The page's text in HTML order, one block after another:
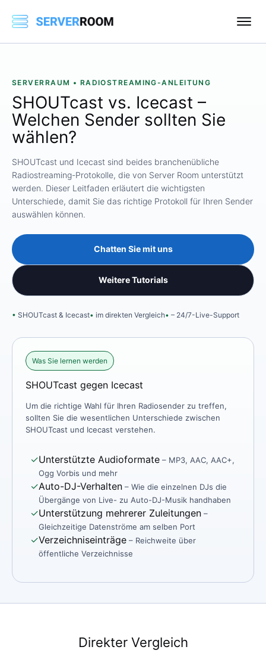
SERVERRAUM • RADIOSTREAMING-ANLEITUNG
SHOUTcast vs. Icecast –
Welchen Sender sollten Sie
wählen?
SHOUTcast und Icecast sind beides branchenübliche
Radiostreaming-Protokolle, die von Server Room unterstützt
werden. Dieser Leitfaden erläutert die wichtigsten
Unterschiede, damit Sie das richtige Protokoll für Ihren Sender
auswählen können.
Chatten Sie mit uns
Weitere Tutorials
SHOUTcast & Icecast im direkten Vergleich – 24/7-Live-Support
Was Sie lernen werden
SHOUTcast gegen Icecast
Um die richtige Wahl für Ihren Radiosender zu treffen,
sollten Sie die wesentlichen Unterschiede zwischen
SHOUTcast und Icecast verstehen.
✓Unterstützte Audioformate – MP3, AAC, AAC+,
Ogg Vorbis und mehr
✓Auto-DJ-Verhalten – Wie die einzelnen DJs die
Übergänge von Live- zu Auto-DJ-Musik handhaben
✓Unterstützung mehrerer Zuleitungen –
Gleichzeitige Datenströme am selben Port
✓Verzeichniseinträge – Reichweite über
öffentliche Verzeichnisse
Direkter Vergleich